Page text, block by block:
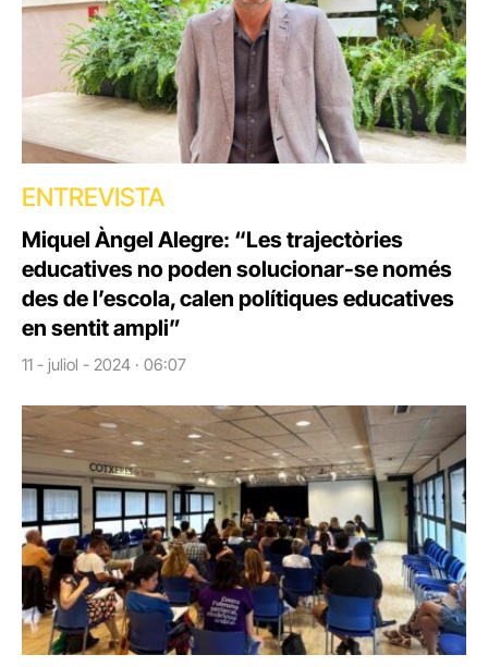
ENTREVISTA
Miquel Àngel Alegre: “Les trajectòries
educatives no poden solucionar-se només
des de l’escola, calen polítiques educatives
en sentit ampli”
11 - juliol - 2024 · 06:07